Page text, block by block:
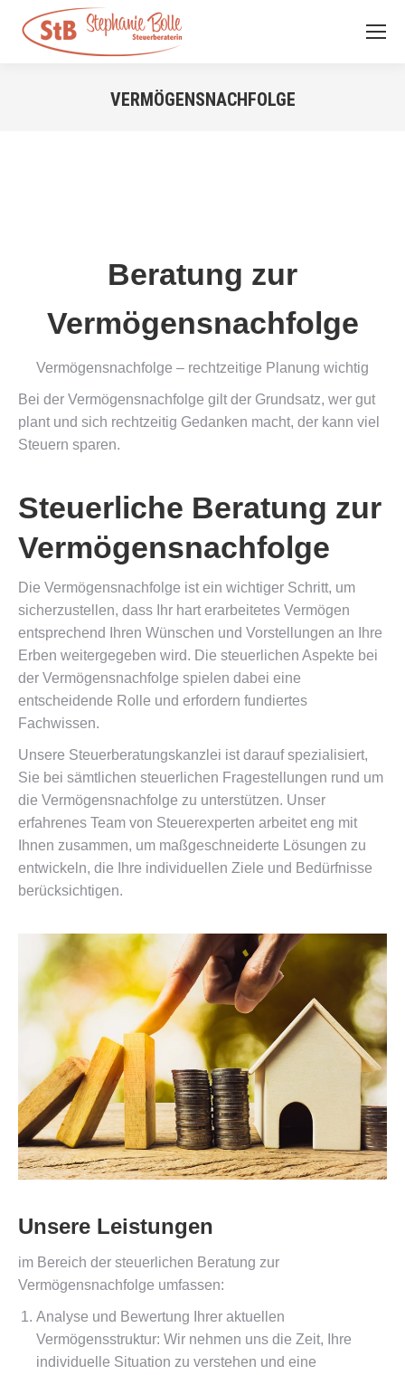
VERMÖGENSNACHFOLGE
Beratung zur
Vermögensnachfolge
Vermögensnachfolge – rechtzeitige Planung wichtig
Bei der Vermögensnachfolge gilt der Grundsatz, wer gut
plant und sich rechtzeitig Gedanken macht, der kann viel
Steuern sparen.
Steuerliche Beratung zur
Vermögensnachfolge
Die Vermögensnachfolge ist ein wichtiger Schritt, um
sicherzustellen, dass Ihr hart erarbeitetes Vermögen
entsprechend Ihren Wünschen und Vorstellungen an Ihre
Erben weitergegeben wird. Die steuerlichen Aspekte bei
der Vermögensnachfolge spielen dabei eine
entscheidende Rolle und erfordern fundiertes
Fachwissen.
Unsere Steuerberatungskanzlei ist darauf spezialisiert,
Sie bei sämtlichen steuerlichen Fragestellungen rund um
die Vermögensnachfolge zu unterstützen. Unser
erfahrenes Team von Steuerexperten arbeitet eng mit
Ihnen zusammen, um maßgeschneiderte Lösungen zu
entwickeln, die Ihre individuellen Ziele und Bedürfnisse
berücksichtigen.
Unsere Leistungen
im Bereich der steuerlichen Beratung zur
Vermögensnachfolge umfassen:
Analyse und Bewertung Ihrer aktuellen
Vermögensstruktur: Wir nehmen uns die Zeit, Ihre
individuelle Situation zu verstehen und eine